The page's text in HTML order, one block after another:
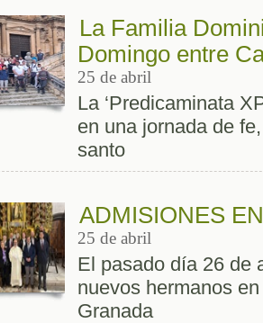
La Familia
Domingo entre
25 de abril
La ‘Predicaminata
en una jornada de
santo
ADMISIONES
25 de abril
El pasado día 26 de
nuevos hermanos
Granada